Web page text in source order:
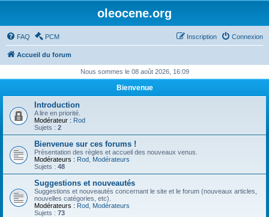
oleocene.org
FAQ PCM Connexion
Inscription
Accueil du forum
Nous sommes le 08 août 2026, 16:09
Bienvenue
Introduction
A lire en priorité.
Modérateur : Rod
Sujets : 2
Bienvenue sur ces forums !
Présentation des règles et accueil des nouveaux venus.
Modérateurs : Rod Modérateurs
Sujets : 48
Suggestions et nouveautés
Suggestions et nouveautés concernant le site et le forum (nouveaux articles,
nouvelles catégories, etc).
Modérateurs : Rod Modérateurs
Sujets : 73